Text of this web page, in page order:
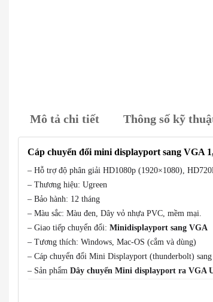
Mô tả chi tiết Thông số kỹ
Cáp chuyển đổi mini displayport sang VGA
– Hỗ trợ độ phân giải HD1080p (1920×1080),
– Thương hiệu: Ugreen
– Bảo hành: 12 tháng
– Màu sắc: Màu đen, Dây vỏ nhựa PVC, mềm mại.
– Giao tiếp chuyển đổi: Minidisplayport sang VGA
– Tương thích: Windows, Mac-OS (cắm và dùng)
– Cáp chuyển đổi Mini Displayport (thunderbolt)
– Sản phẩm Dây chuyển Mini displayport ra VGA